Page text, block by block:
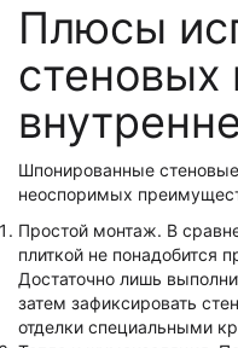
Плюсы
стеновых
Шпонированные
неоспоримых
Простой монтаж. В
плиткой не понадобится
Достаточно лишь
затем зафиксировать
отделки специальными